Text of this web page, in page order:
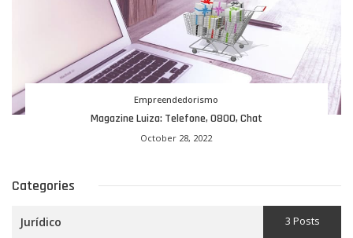
Empreendedorismo
Magazine Luiza: Telefone, 0800, Chat
October 28, 2022
Categories
Jurídico 3 Posts